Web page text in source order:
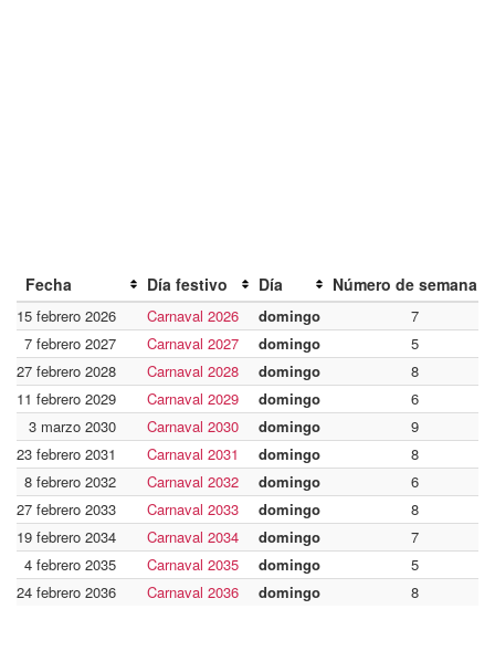
Fecha Día festivo Día Número de semana
15 febrero 2026 Carnaval 2026 domingo
7
7 febrero 2027
Carnaval 2027 domingo
5
27 febrero 2028
Carnaval 2028 domingo
8
11 febrero 2029
Carnaval 2029 domingo
6
3 marzo 2030
Carnaval 2030 domingo
9
23 febrero 2031
Carnaval 2031 domingo
8
8 febrero 2032
Carnaval 2032 domingo
6
27 febrero 2033
Carnaval 2033 domingo
8
19 febrero 2034
Carnaval 2034 domingo
7
4 febrero 2035
Carnaval 2035 domingo
5
24 febrero 2036
Carnaval 2036 domingo 8